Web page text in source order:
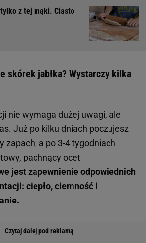
z tej mąki. Ciasto
skórek jabłka? Wystarczy kilka
nie wymaga dużej uwagi, ale
Już po kilku dniach poczujesz
zapach, a po 3-4 tygodniach
pachnący ocet
jest zapewnienie odpowiednich
ciepło, ciemność i